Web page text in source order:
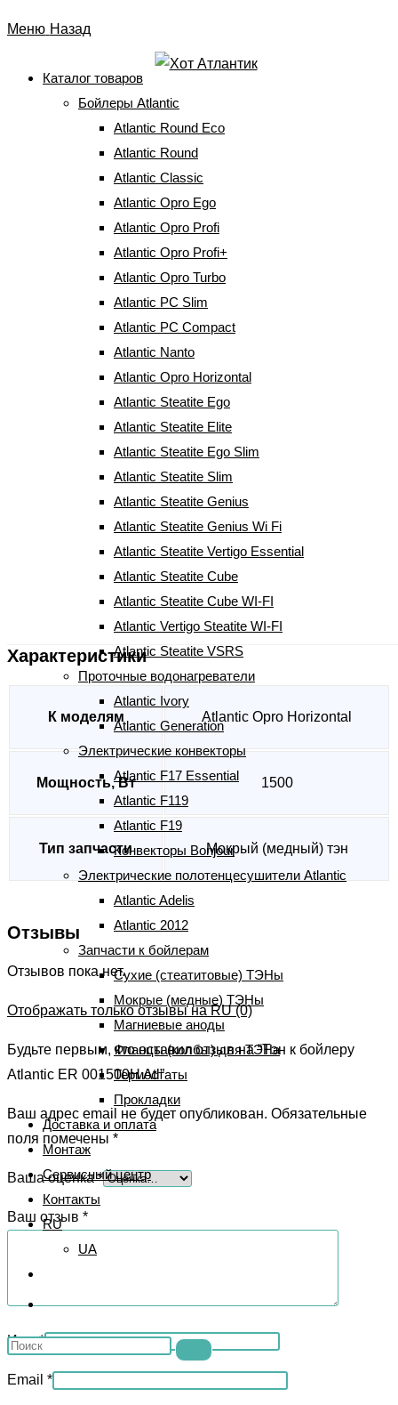
Меню Назад
Каталог товаров
Бойлеры Atlantic
Atlantic Round Eco
Atlantic Round
Atlantic Classic
Atlantic Opro Ego
Atlantic Opro Profi
Atlantic Opro Profi+
Atlantic Opro Turbo
Atlantic PC Slim
Atlantic PC Compact
Atlantic Nanto
Atlantic Opro Horizontal
Atlantic Steatite Ego
Atlantic Steatite Elite
Atlantic Steatite Ego Slim
Atlantic Steatite Slim
Atlantic Steatite Genius
Atlantic Steatite Genius Wi Fi
Atlantic Steatite Vertigo Essential
Atlantic Steatite Cube
Atlantic Steatite Cube WI-FI
Atlantic Vertigo Steatite WI-FI
Atlantic Steatite VSRS
Проточные водонагреватели
Atlantic Ivory
Atlantic Generation
Электрические конвекторы
Atlantic F17 Essential
Atlantic F119
Atlantic F19
Конвекторы Bonjour
Электрические полотенцесушители Atlantic
Atlantic Adelis
Atlantic 2012
Запчасти к бойлерам
Сухие (стеатитовые) ТЭНы
Мокрые (медные) ТЭНы
Магниевые аноды
Фланцы (колбы) для ТЭНа
Термостаты
Прокладки
Доставка и оплата
Монтаж
Сервисный центр
Контакты
RU
UA
по
веб-
сайту
Поиск
Тэн к бойлеру Atlantic ER
001500H Atl
Запчасти к бойлерам ⇒Мокрые (медные) ТЭНы
бойлеру Atlantic ER 001500H Atl
Тэн к бойлеру Atlantic ER 001500H
грн
Atl
00150062
Характеристики
К моделям Atlantic Opro Horizontal
Мощность, Вт 1500
Тип запчасти Мокрый (медный) тэн
Отзывы
Отзывов пока нет.
Отображать только отзывы на RU (0)
Будьте первым, кто оставил отзыв на “Тэн к бойлеру
Atlantic ER 001500H Atl”
Ваш адрес email не будет опубликован. Обязательные
поля помечены *
Ваша оценка*
Ваш отзыв *
Имя*
Email *